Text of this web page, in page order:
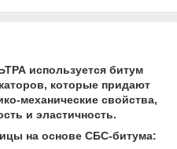
используется битум
которые придают
механические свойства,
и эластичность.
на основе СБС-битума: